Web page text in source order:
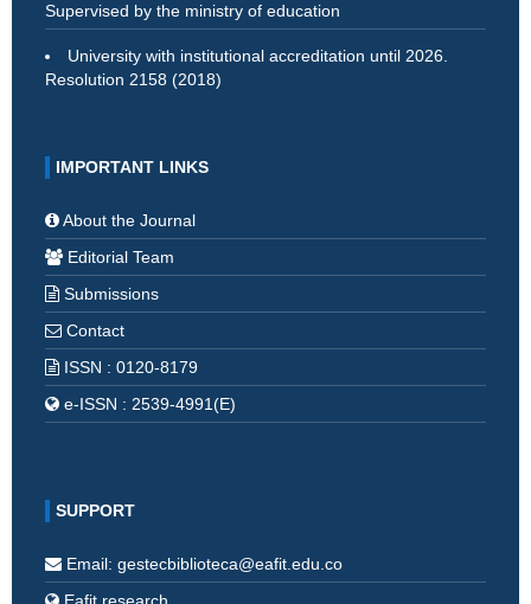
Supervised by the ministry of education
University with institutional accreditation until 2026.
Resolution 2158 (2018)
IMPORTANT LINKS
About the Journal
Editorial Team
Submissions
Contact
ISSN : 0120-8179
e-ISSN : 2539-4991(E)
SUPPORT
Email: gestecbiblioteca@eafit.edu.co